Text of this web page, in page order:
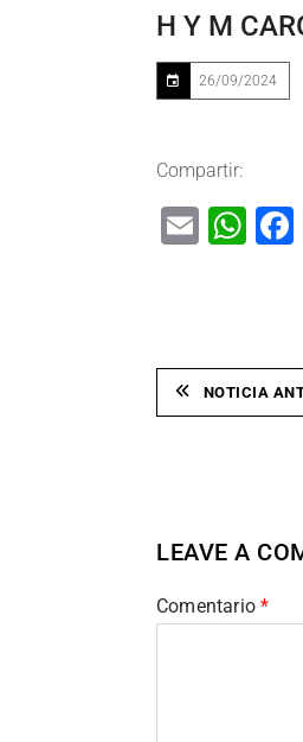
H Y M
26/09/2024
Compartir:
Email
NOTICIA
LEAVE A
Comentario*